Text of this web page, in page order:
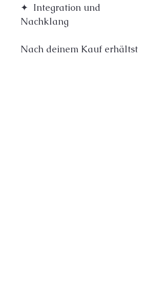
✦  Integration und
Nachklang
Nach deinem Kauf erhältst